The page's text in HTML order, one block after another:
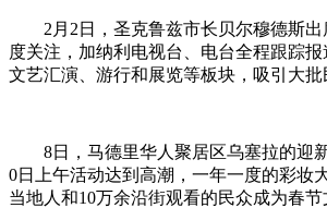
2月2日，圣克鲁兹市长贝尔穆德斯出
度关注，加纳利电视台、电台全程跟踪
文艺汇演、游行和展览等板块，吸引大批
8日，马德里华人聚居区乌塞拉的迎新
0日上午活动达到高潮，一年一度的彩妆
当地人和10万余沿街观看的民众成为春节